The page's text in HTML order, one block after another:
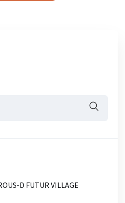
D FUTUR VILLAGE